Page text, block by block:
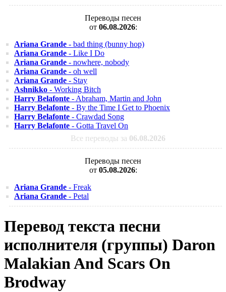
Переводы песен
от 06.08.2026:
Ariana Grande - bad thing (bunny hop)
Ariana Grande - Like I Do
Ariana Grande - nowhere, nobody
Ariana Grande - oh well
Ariana Grande - Stay
Ashnikko - Working Bitch
Harry Belafonte - Abraham, Martin and John
Harry Belafonte - By the Time I Get to Phoenix
Harry Belafonte - Crawdad Song
Harry Belafonte - Gotta Travel On
Все переводы за 06.08.2026
Переводы песен
от 05.08.2026:
Ariana Grande - Freak
Ariana Grande - Petal
Перевод текста песни
исполнителя (группы) Daron
Malakian And Scars On
Brodway